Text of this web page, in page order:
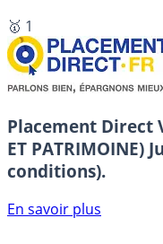
🥇 1
Placement Direct
ET PATRIMOINE)
conditions).
En savoir plus